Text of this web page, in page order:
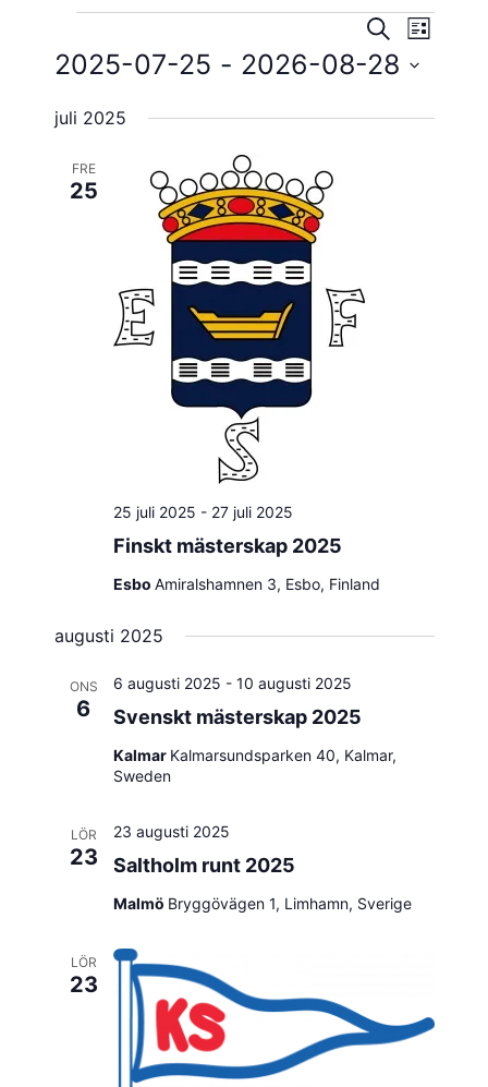
Search
and
SÖK LISTA
2025-07-25 - 2026-08-28
datum.
juli 2025
FRE
25
Finskt mästerskap 2025
25 juli 2025 - 27 juli 2025
Esbo Amiralshamnen 3, Esbo, Finland
augusti 2025
ONS
6 Svenskt mästerskap 2025
6 augusti 2025 - 10 augusti 2025
Kalmar Kalmarsundsparken 40, Kalmar,
Sweden
LÖR
23 Saltholm runt 2025
23 augusti 2025
Malmö Bryggövägen 1, Limhamn, Sverige
LÖR
23